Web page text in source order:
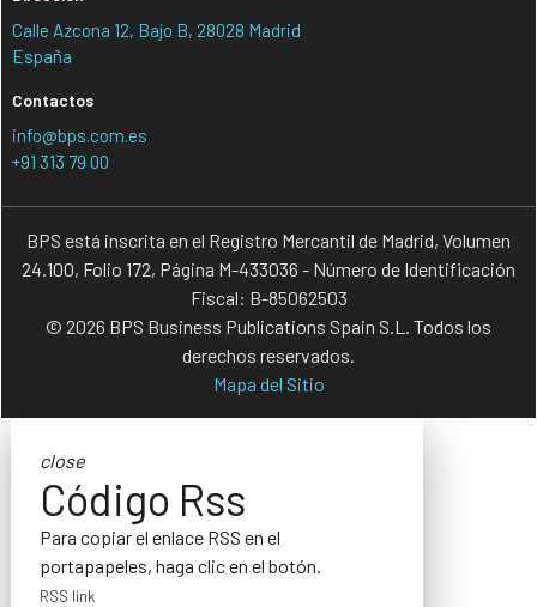
Calle Azcona 12, Bajo B, 28028 Madrid
España
Contactos
info@bps.com.es
+91 313 79 00
BPS está inscrita en el Registro Mercantil de Madrid, Volumen
24.100, Folio 172, Página M-433036 - Número de Identificación
Fiscal: B-85062503
© 2026 BPS Business Publications Spain S.L. Todos los
derechos reservados.
Mapa del Sitio
close
Código Rss
Para copiar el enlace RSS en el
portapapeles, haga clic en el botón.
RSS link